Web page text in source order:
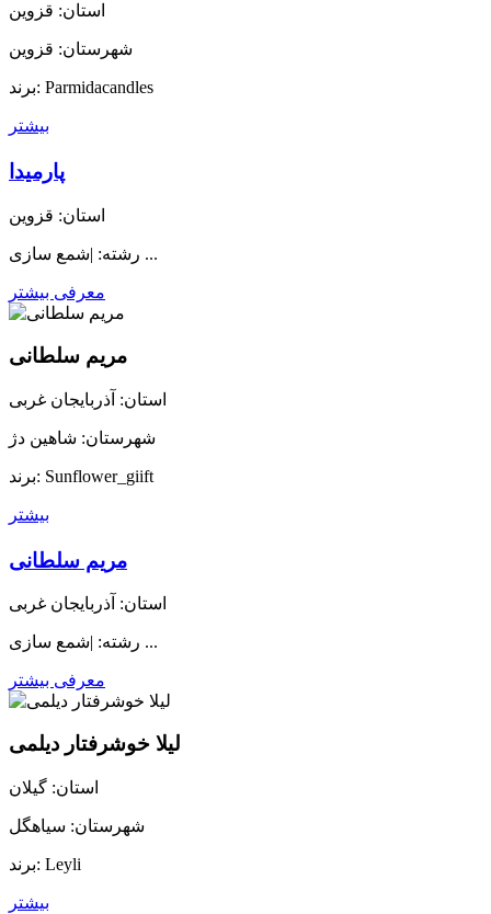
استان: قزوین
شهرستان: قزوین
برند: Parmidacandles
بیشتر
پارمیدا
استان: قزوین
رشته: |شمع سازی ...
معرفی بیشتر
مریم سلطانی
استان: آذربایجان غربی
شهرستان: شاهین دژ
برند: Sunflower_giift
بیشتر
مریم سلطانی
استان: آذربایجان غربی
رشته: |شمع سازی ...
معرفی بیشتر
لیلا خوشرفتار دیلمی
استان: گیلان
شهرستان: سیاهگل
برند: Leyli
بیشتر